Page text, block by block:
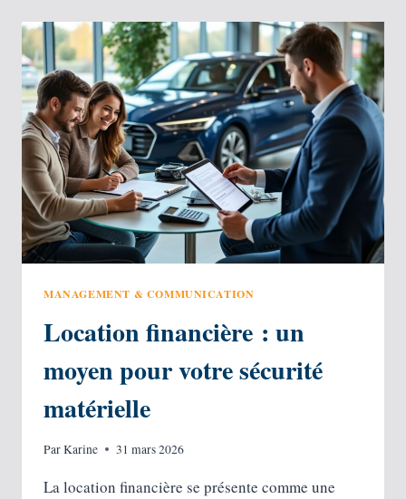
DOMAINE,
LES
BONNES
PRATIQUES
ET
RECOURS
EN
CAS
D’ATTEINTE
MANAGEMENT & COMMUNICATION
Location financière : un
moyen pour votre sécurité
matérielle
ParKarine 31 mars 2026
La location financière se présente comme une